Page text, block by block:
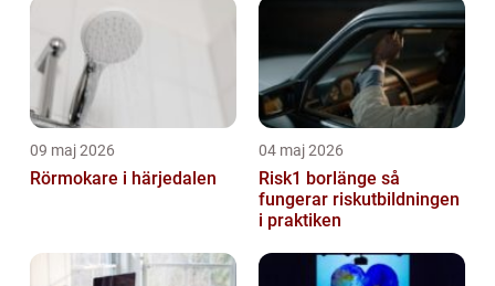
09 maj 2026
Rörmokare i härjedalen
04 maj 2026
Risk1 borlänge så
fungerar riskutbildningen
i praktiken